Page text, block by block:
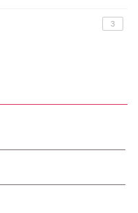
3